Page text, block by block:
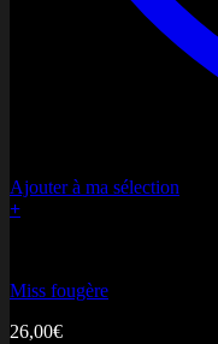
Ajouter à ma sélection
+
Miss fougère
26,00€